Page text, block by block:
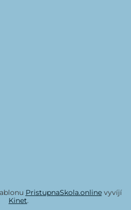
PristupnaSkola.onlinevyvíjí
Kinet.